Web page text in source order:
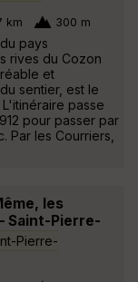
km 300 m
pays
rives du Cozon
et
sentier, est le
passe
pour passer par
Par les Courriers,
les
Saint-Pierre-
Pierre-